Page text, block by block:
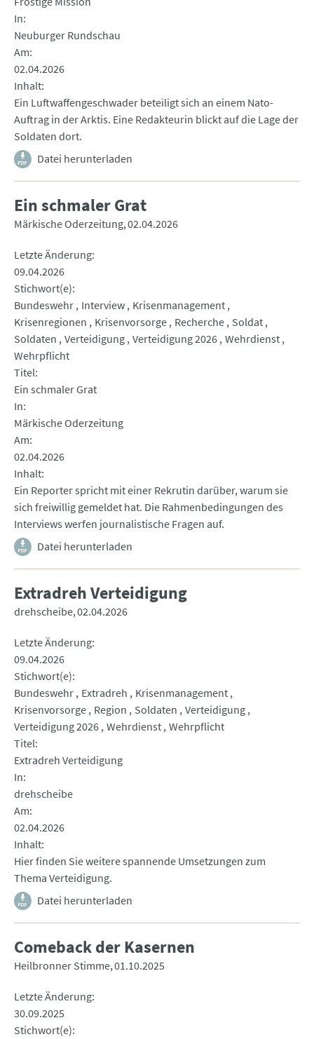
In
Neuburger Rundschau
Am
02.04.2026
Inhalt
Ein Luftwaffengeschwader beteiligt sich an einem Nato-
Auftrag in der Arktis. Eine Redakteurin blickt auf die Lage der
Soldaten dort.
Datei herunterladen
Ein schmaler Grat
Märkische Oderzeitung 02.04.2026
Letzte Änderung
09.04.2026
Stichwort(e)
Bundeswehr Interview Krisenmanagement
Krisenregionen
Krisenvorsorge Recherche Soldat
Soldaten Verteidigung Verteidigung 2026 Wehrdienst
Wehrpflicht
Titel
Ein schmaler Grat
In
Märkische Oderzeitung
Am
02.04.2026
Inhalt
Ein Reporter spricht mit einer Rekrutin darüber, warum sie
sich freiwillig gemeldet hat. Die Rahmenbedingungen des
Interviews werfen journalistische Fragen auf.
Datei herunterladen
Extradreh Verteidigung
drehscheibe 02.04.2026
Letzte Änderung
09.04.2026
Stichwort(e)
Bundeswehr Extradreh
Krisenmanagement
Krisenvorsorge Region Soldaten Verteidigung
Verteidigung 2026 Wehrdienst Wehrpflicht
Titel
Extradreh Verteidigung
In
drehscheibe
Am
02.04.2026
Inhalt
Hier finden Sie weitere spannende Umsetzungen zum
Thema Verteidigung.
Datei herunterladen
Comeback der Kasernen
Heilbronner Stimme 01.10.2025
Letzte Änderung
30.09.2025
Stichwort(e)